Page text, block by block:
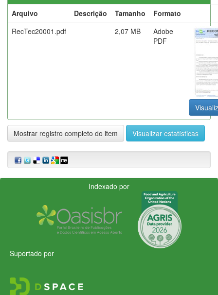
Arquivo
Descrição Tamanho
Formato
RecTec20001.pdf
2,07 MB
Adobe
PDF
Mostrar registro completo do item Visualizar estatísticas
Indexado por
Suportado por